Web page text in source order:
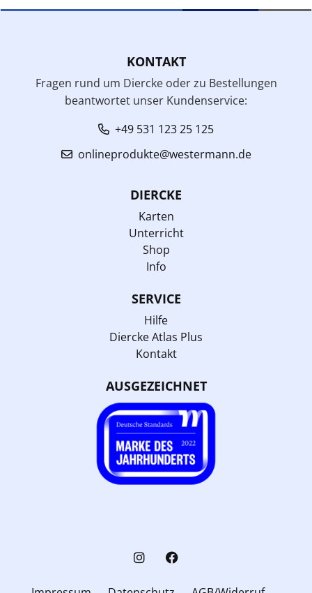
KONTAKT
Fragen rund um Diercke oder zu Bestellungen
beantwortet unser Kundenservice:
+49 531 123 25 125
onlineprodukte@westermann.de
DIERCKE
Karten
Unterricht
Shop
Info
SERVICE
Hilfe
Diercke Atlas Plus
Kontakt
AUSGEZEICHNET